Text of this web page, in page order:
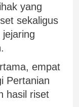
yang
sekaligus
empat
Pertanian
hasil riset